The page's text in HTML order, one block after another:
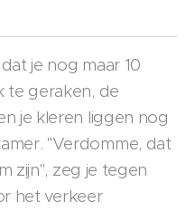
je nog maar 10
te geraken, de
je kleren liggen nog
"Verdomme, dat
zijn", zeg je tegen
het verkeer